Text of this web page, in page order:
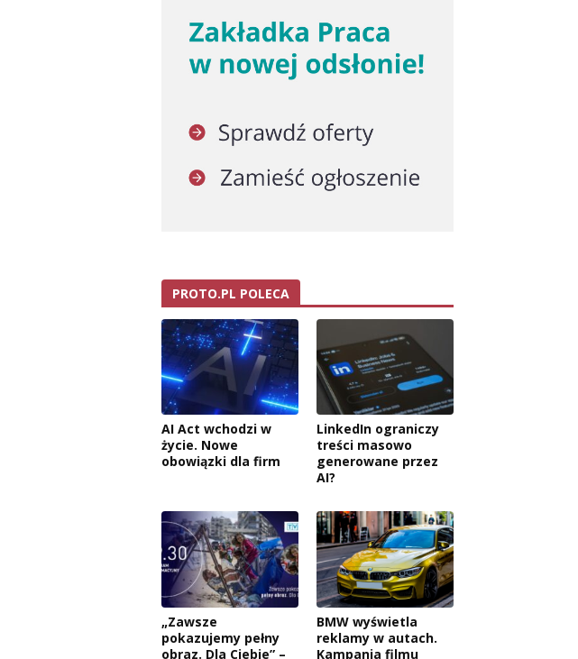
PROTO.PL POLECA
AI Act wchodzi w
życie. Nowe
obowiązki dla firm
LinkedIn ograniczy
treści masowo
generowane przez
AI?
„Zawsze
pokazujemy pełny
obraz. Dla Ciebie” –
BMW wyświetla
reklamy w autach.
Kampania filmu